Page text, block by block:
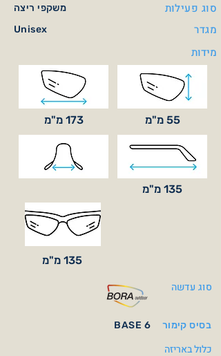
משקפי ריצה סוג פעילות
Unisex
מגדר
מידות
173 מ"מ 55 מ"מ
135 מ"מ
135 מ"מ
סוג עדשה
BASE 6 בסיס קימור
כלול באריזה